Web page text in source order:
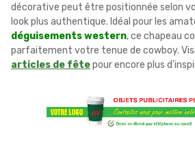
décorative peut être positionnée selon
look plus authentique. Idéal pour les
déguisements western, ce chapeau
parfaitement votre tenue de cowboy.
articles de fêtepour encore plus